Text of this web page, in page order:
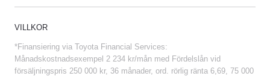
VILLKOR
*Finansiering via Toyota Financial Services:
Månadskostnadsexempel 2 234 kr/mån med Fördelslån vid
försäljningspris 250 000 kr, 36 månader, ord. rörlig ränta 6,69, 75 000